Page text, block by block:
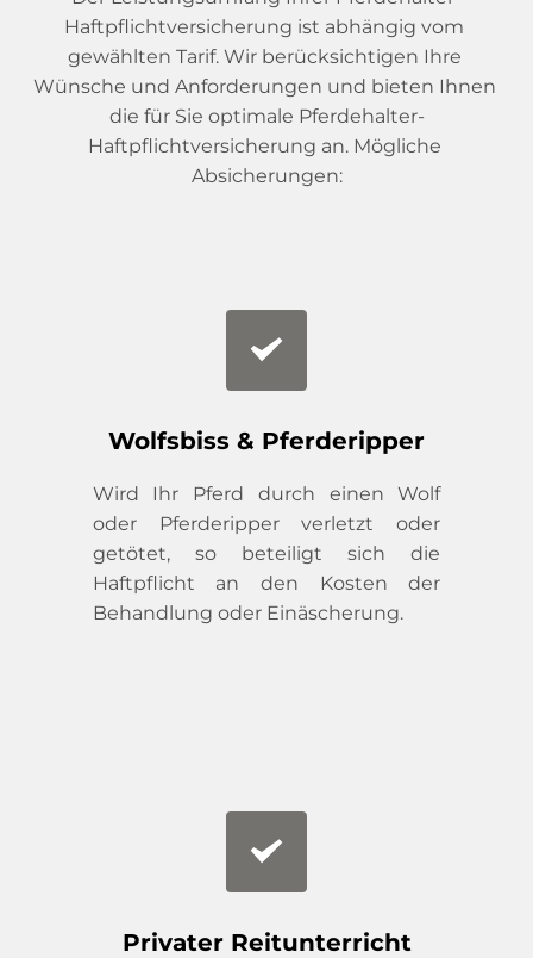
Haftpflichtversicherung ist abhängig vom
gewählten Tarif. Wir berücksichtigen Ihre
Wünsche und Anforderungen und bieten Ihnen
die für Sie optimale Pferdehalter-
Haftpflichtversicherung an. Mögliche
Absicherungen:
Wolfsbiss & Pferderipper
Wird Ihr Pferd durch einen Wolf
oder Pferderipper verletzt oder
getötet, so beteiligt sich die
Haftpflicht an den Kosten der
Behandlung oder Einäscherung.
Privater Reitunterricht